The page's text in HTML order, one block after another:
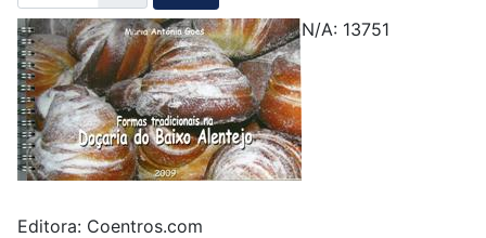
N/A: 13751
Editora: Coentros.com